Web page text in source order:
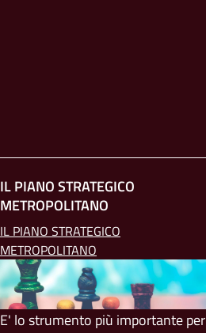
IL PIANO STRATEGICO
METROPOLITANO
IL PIANO STRATEGICO
METROPOLITANO
E' lo strumento più importante per